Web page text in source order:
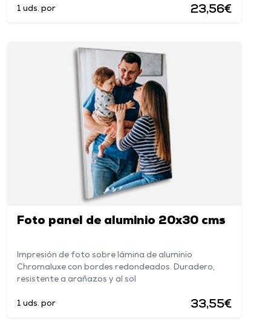
1 uds. por 23,56€
Foto panel de aluminio 20x30 cms
Impresión de foto sobre lámina de aluminio
Chromaluxe con bordes redondeados. Duradero,
resistente a arañazos y al sol
1 uds. por 33,55€